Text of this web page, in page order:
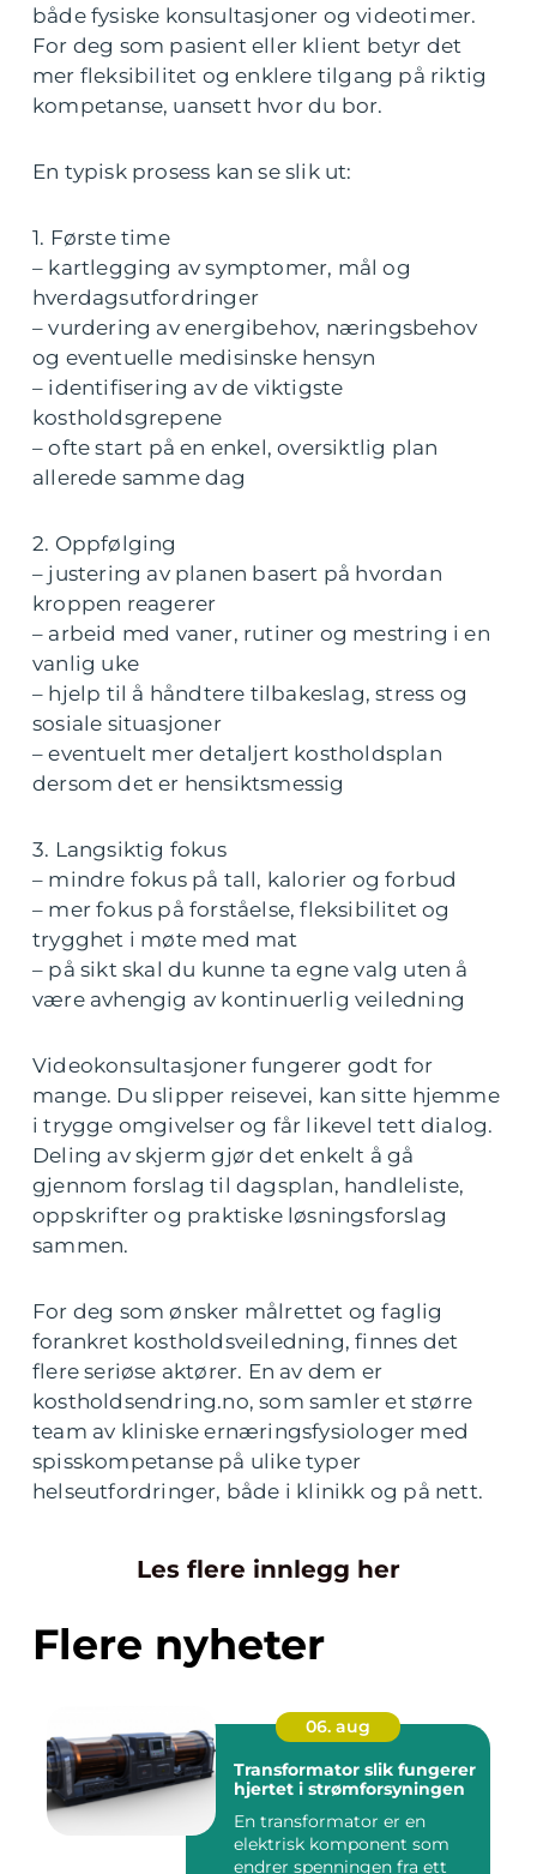
både fysiske konsultasjoner og videotimer.
For deg som pasient eller klient betyr det
mer fleksibilitet og enklere tilgang på riktig
kompetanse, uansett hvor du bor.
En typisk prosess kan se slik ut:
1. Første time
– kartlegging av symptomer, mål og
hverdagsutfordringer
– vurdering av energibehov, næringsbehov
og eventuelle medisinske hensyn
– identifisering av de viktigste
kostholdsgrepene
– ofte start på en enkel, oversiktlig plan
allerede samme dag
2. Oppfølging
– justering av planen basert på hvordan
kroppen reagerer
– arbeid med vaner, rutiner og mestring i en
vanlig uke
– hjelp til å håndtere tilbakeslag, stress og
sosiale situasjoner
– eventuelt mer detaljert kostholdsplan
dersom det er hensiktsmessig
3. Langsiktig fokus
– mindre fokus på tall, kalorier og forbud
– mer fokus på forståelse, fleksibilitet og
trygghet i møte med mat
– på sikt skal du kunne ta egne valg uten å
være avhengig av kontinuerlig veiledning
Videokonsultasjoner fungerer godt for
mange. Du slipper reisevei, kan sitte hjemme
i trygge omgivelser og får likevel tett dialog.
Deling av skjerm gjør det enkelt å gå
gjennom forslag til dagsplan, handleliste,
oppskrifter og praktiske løsningsforslag
sammen.
For deg som ønsker målrettet og faglig
forankret kostholdsveiledning, finnes det
flere seriøse aktører. En av dem er
kostholdsendring.no, som samler et større
team av kliniske ernæringsfysiologer med
spisskompetanse på ulike typer
helseutfordringer, både i klinikk og på nett.
Les flere innlegg her
Flere nyheter
06. aug
Transformator slik fungerer
hjertet i strømforsyningen
En transformator er en
elektrisk komponent som
endrer spenningen fra ett